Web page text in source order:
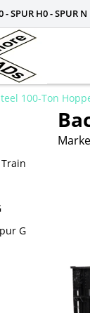
- SPUR H0 - SPUR N
100-Ton
G